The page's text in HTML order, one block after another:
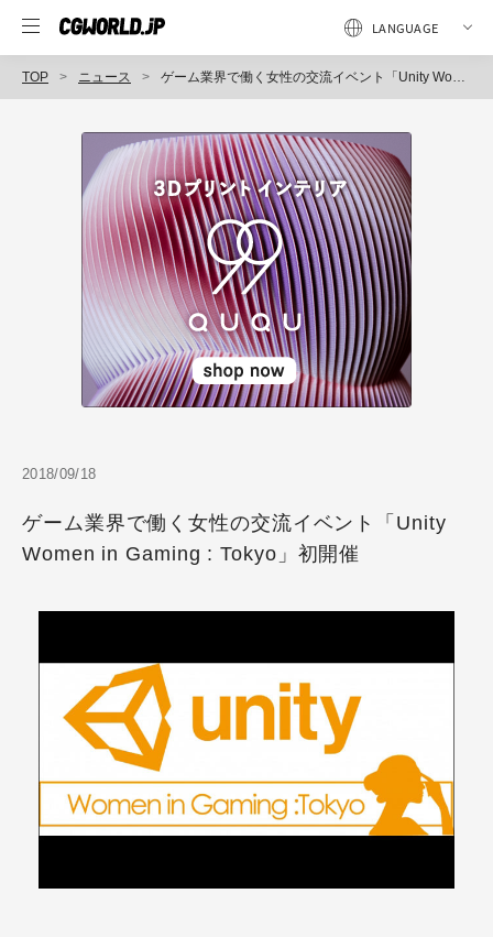
TOP ニュース ゲーム業界で働く女性の交流イベント「Unity Women in Gaming : Tokyo」初開催
2018/09/18
ゲーム業界で働く女性の交流イベント「Unity
Women in Gaming : Tokyo」初開催